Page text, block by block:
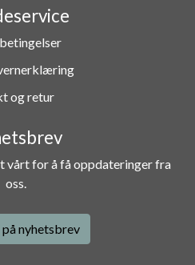
og retur
vårt for å få oppdateringer fra
oss.
nyhetsbrev